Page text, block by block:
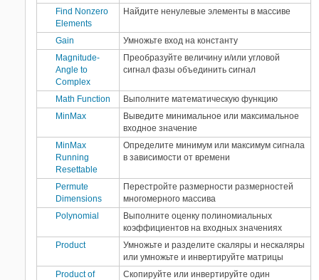
Find Nonzero
Elements
Найдите ненулевые элементы в массиве
Gain
Умножьте вход на константу
Magnitude-
Angle to
Complex
Преобразуйте величину и/или угловой
сигнал фазы объединить сигнал
Math Function
Выполните математическую функцию
MinMax
Выведите минимальное или максимальное
входное значение
MinMax
Running
Resettable
Определите минимум или максимум сигнала
в зависимости от времени
Permute
Dimensions
Перестройте размерности размерностей
многомерного массива
Polynomial
Выполните оценку полиномиальных
коэффициентов на входных значениях
Product
Умножьте и разделите скаляры и нескаляры
или умножьте и инвертируйте матрицы
Product of
Скопируйте или инвертируйте один